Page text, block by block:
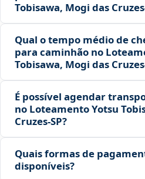
Tobisawa, Mogi das
Qual o tempo médio de
para caminhão no
Tobisawa, Mogi das
É possível agendar
no Loteamento Yotsu
Cruzes‑SP?
Quais formas de
disponíveis?